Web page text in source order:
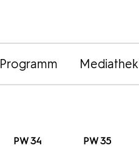
Programm Mediathek
PW 34 PW 35